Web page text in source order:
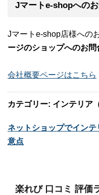
Jマートe-shopへの
Jマートe-shop店様への
ージのショップへのお問
会社概要ページはこちら
カテゴリー: インテリア
ネットショップでイン
意点
楽れび 口コミ 評価